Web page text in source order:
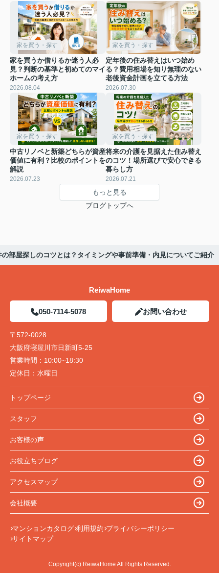
家を買う・探す
家を買うか借りるか迷う人必
見？判断の基準と初めてのマイ
ホームの考え方
2026.08.04
家を買う・探す
定年後の住み替えはいつ始め
る？費用相場を知り無理のない
老後資金計画を立てる方法
2026.07.30
家を買う・探す
中古リノベと新築どちらが資産
価値に有利？比較のポイントを
解説
2026.07.23
家を買う・探す
将来の介護を見据えた住み替え
のコツ！場所選びで安心できる
暮らし方
2026.07.21
もっと見る
ブログトップへ
の部屋探しのコツとは？タイミングや事前準備・内見についてご紹介
ReiwaHome
050-7114-5078 お問い合わせ
〒572-0028
大阪府寝屋川市日新町5-25
営業時間： 10:00~18:30
定休日： 水曜日
トップページ
スタッフ
お客様の声
お役立ちブログ
アクセスマップ
会社概要
マンションカタログ 利用規約 プライバシーポリシー
サイトマップ
Copyright(c) ReiwaHome All Rights Reserved.